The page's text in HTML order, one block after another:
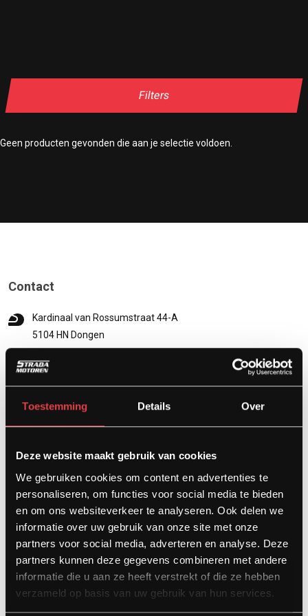
Toestemming Details Over
Deze website maakt gebruik van cookies
We gebruiken cookies om content en advertenties te
personaliseren, om functies voor social media te bieden
en om ons websiteverkeer te analyseren. Ook delen we
informatie over uw gebruik van onze site met onze
partners voor social media, adverteren en analyse. Deze
partners kunnen deze gegevens combineren met andere
informatie die u aan ze heeft verstrekt of die ze hebben
verzameld op basis van uw gebruik van hun services.
Filters
Geen producten gevonden die aan je selectie voldoen.
Contact
Kardinaal van Rossumstraat 44-A
5104 HN Dongen
info@stradamotoren.nl
Whatsapp
Diensten
Afspraak showroom
Afspraak werkplaats